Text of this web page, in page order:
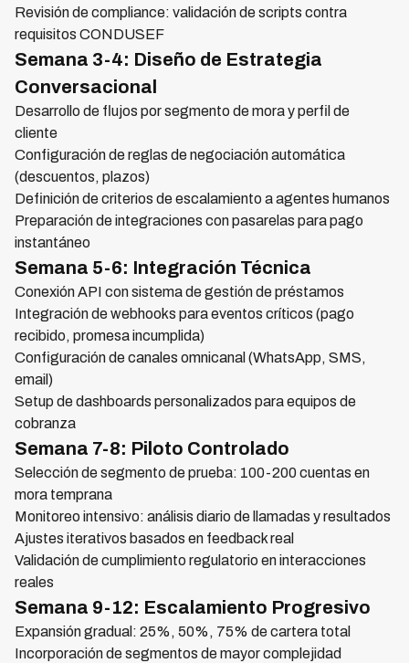
Revisión de compliance: validación de scripts contra
requisitos CONDUSEF
Semana 3-4: Diseño de Estrategia
Conversacional
Desarrollo de flujos por segmento de mora y perfil de
cliente
Configuración de reglas de negociación automática
(descuentos, plazos)
Definición de criterios de escalamiento a agentes humanos
Preparación de integraciones con pasarelas para pago
instantáneo
Semana 5-6: Integración Técnica
Conexión API con sistema de gestión de préstamos
Integración de webhooks para eventos críticos (pago
recibido, promesa incumplida)
Configuración de canales omnicanal (WhatsApp, SMS,
email)
Setup de dashboards personalizados para equipos de
cobranza
Semana 7-8: Piloto Controlado
Selección de segmento de prueba: 100-200 cuentas en
mora temprana
Monitoreo intensivo: análisis diario de llamadas y resultados
Ajustes iterativos basados en feedback real
Validación de cumplimiento regulatorio en interacciones
reales
Semana 9-12: Escalamiento Progresivo
Expansión gradual: 25%, 50%, 75% de cartera total
Incorporación de segmentos de mayor complejidad